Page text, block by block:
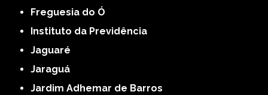
Freguesia do Ó
Instituto da Previdência
Jaguaré
Jaraguá
Jardim Adhemar de Barros